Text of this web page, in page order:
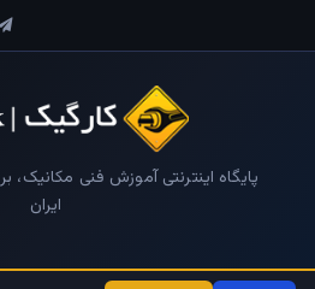
پایگاه اینترنتی آموزش فنی مکانیک،
ایران